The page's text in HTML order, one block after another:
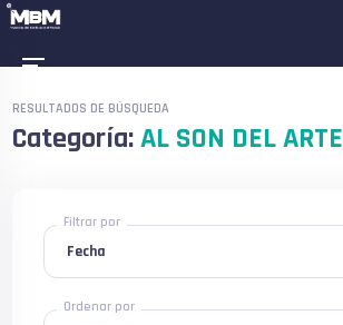
RESULTADOS DE BÚSQUEDA
Categoría:AL SON DEL ARTE
Filtrar por
Ordenar por